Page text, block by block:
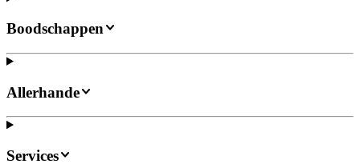
Boodschappen
Allerhande
Services